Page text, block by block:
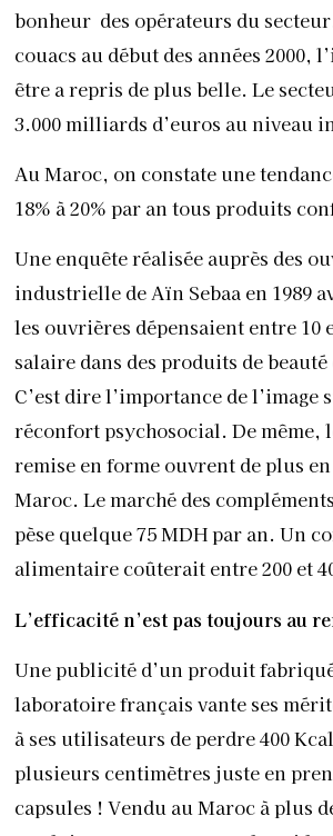
bonheur des opérateurs du
couacs au début des années 2000,
être a repris de plus belle. Le
3.000 milliards d’euros au niveau
Au Maroc, on constate une
18% à 20% par an tous produits
Une enquête réalisée auprès des
industrielle de Aïn Sebaa en 1989
les ouvrières dépensaient entre 10
salaire dans des produits de
C’est dire l’importance de l’image
réconfort psychosocial. De même,
remise en forme ouvrent de plus
Maroc. Le marché des
pèse quelque 75 MDH par an. Un
alimentaire coûterait entre 200 et
L’efficacité n’est pas toujours au
Une publicité d’un produit
laboratoire français vante ses
à ses utilisateurs de perdre 400
plusieurs centimètres juste en
capsules ! Vendu au Maroc à plus